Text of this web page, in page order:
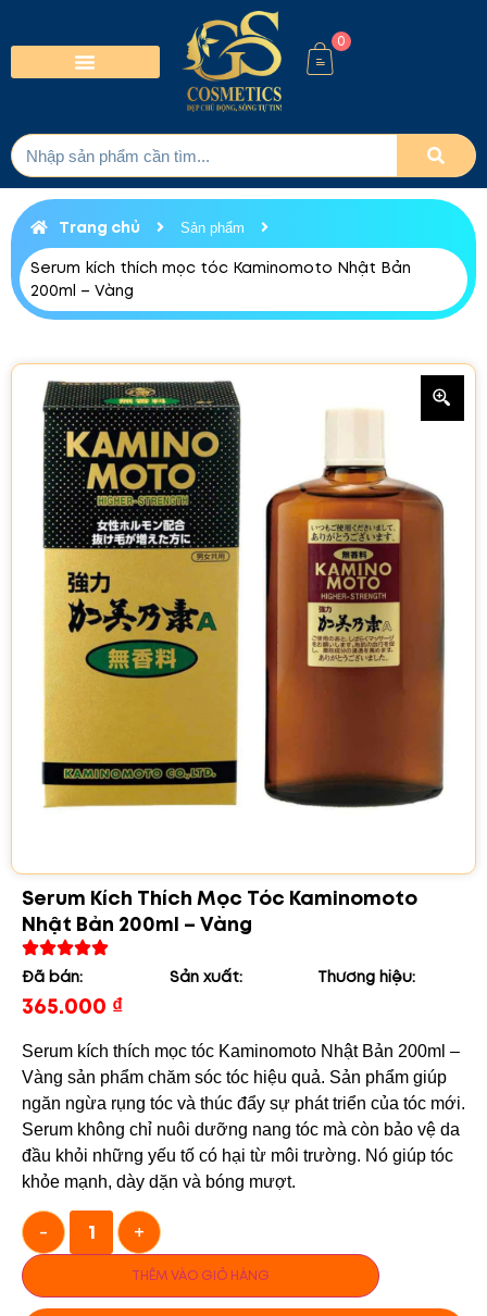
0
Trang chủ Sản phẩm
Serum kích thích mọc tóc Kaminomoto Nhật Bản
200ml – Vàng
Serum Kích Thích Mọc Tóc Kaminomoto
Nhật Bản 200ml – Vàng
Đã bán: Sản xuất: Thương hiệu:
365.000 ₫
Serum kích thích mọc tóc Kaminomoto Nhật Bản 200ml –
Vàng sản phẩm chăm sóc tóc hiệu quả. Sản phẩm giúp
ngăn ngừa rụng tóc và thúc đẩy sự phát triển của tóc mới.
Serum không chỉ nuôi dưỡng nang tóc mà còn bảo vệ da
đầu khỏi những yếu tố có hại từ môi trường. Nó giúp tóc
khỏe mạnh, dày dặn và bóng mượt.
- +
THÊM VÀO GIỎ HÀNG